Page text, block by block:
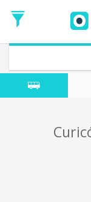
de
Ida
Fecha
de